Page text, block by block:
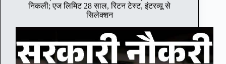
e
l
s
t
d
निकली; एज लिमिट 28 साल, रिटन टेस्ट, इंटरव्यू से
सिलेक्शन